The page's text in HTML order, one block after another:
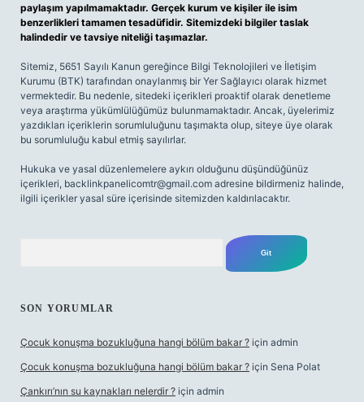
paylaşım yapılmamaktadır. Gerçek kurum ve kişiler ile isim
benzerlikleri tamamen tesadüfidir. Sitemizdeki bilgiler taslak
halindedir ve tavsiye niteliği taşımazlar.
Sitemiz, 5651 Sayılı Kanun gereğince Bilgi Teknolojileri ve İletişim
Kurumu (BTK) tarafından onaylanmış bir Yer Sağlayıcı olarak hizmet
vermektedir. Bu nedenle, sitedeki içerikleri proaktif olarak denetleme
veya araştırma yükümlülüğümüz bulunmamaktadır. Ancak, üyelerimiz
yazdıkları içeriklerin sorumluluğunu taşımakta olup, siteye üye olarak
bu sorumluluğu kabul etmiş sayılırlar.
Hukuka ve yasal düzenlemelere aykırı olduğunu düşündüğünüz
içerikleri, backlinkpanelicomtr@gmail.com adresine bildirmeniz halinde,
ilgili içerikler yasal süre içerisinde sitemizden kaldırılacaktır.
SON YORUMLAR
Çocuk konuşma bozukluğuna hangi bölüm bakar ? için admin
Çocuk konuşma bozukluğuna hangi bölüm bakar ? için Sena Polat
Çankırı’nın su kaynakları nelerdir ? için admin